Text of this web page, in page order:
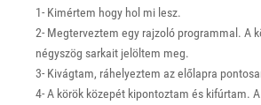
1- Kimértem hogy hol mi lesz.
2- Megterveztem egy rajzoló programmal. A
négyszög sarkait jelöltem meg.
3- Kivágtam, ráhelyeztem az előlapra
4- A körök közepét kipontoztam és kifúrtam.